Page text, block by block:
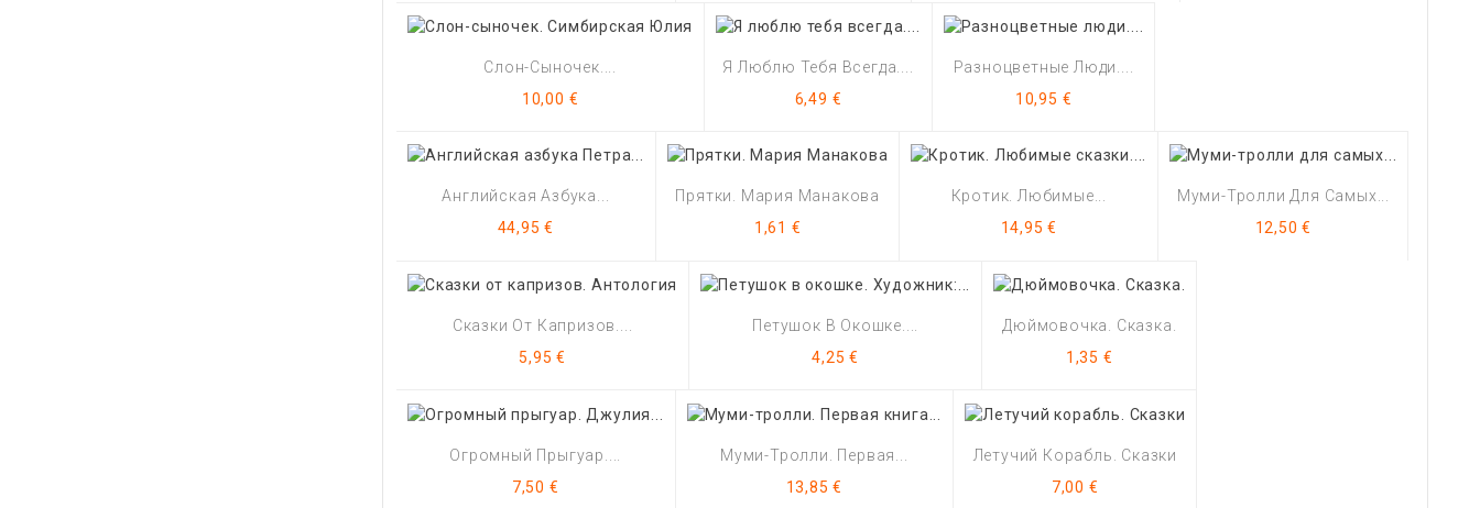
Слон-Сыночек....
Цена
10,00 €
Я Люблю Тебя Всегда....
Цена
6,49 €
Разноцветные Люди....
Цена
10,95 €
Английская Азбука...
Цена
44,95 €
Прятки. Мария Манакова
Цена
1,61 €
Кротик. Любимые...
Цена
14,95 €
Муми-Тролли Для Самых...
Цена
12,50 €
Сказки От Капризов....
Цена
5,95 €
Петушок В Окошке....
Цена
4,25 €
Дюймовочка. Сказка.
Цена
1,35 €
Огромный Прыгуар....
Цена
7,50 €
Муми-Тролли. Первая...
Цена
13,85 €
Летучий Корабль. Сказки
Цена
7,00 €